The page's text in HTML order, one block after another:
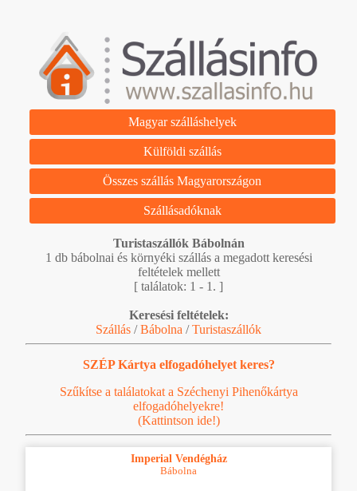
Magyar szálláshelyek
Külföldi szállás
Összes szállás Magyarországon
Szállásadóknak
Turistaszállók Bábolnán
1 db bábolnai és környéki szállás a megadott keresési
feltételek mellett
[ találatok: 1 - 1. ]
Keresési feltételek:
Szállás /Bábolna /Turistaszállók
SZÉP Kártya elfogadóhelyet keres?
Szűkítse a találatokat a Széchenyi Pihenőkártya
elfogadóhelyekre!
(Kattintson ide!)
Imperial Vendégház
Bábolna